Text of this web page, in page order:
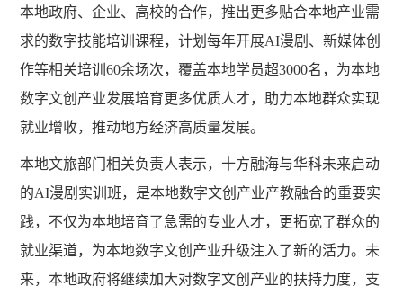
本地政府、企业、高校的合作，推出更多贴合本地产业需
求的数字技能培训课程，计划每年开展AI漫剧、新媒体创
作等相关培训60余场次，覆盖本地学员超3000名，为本地
数字文创产业发展培育更多优质人才，助力本地群众实现
就业增收，推动地方经济高质量发展。
本地文旅部门相关负责人表示，十方融海与华科未来启动
的AI漫剧实训班，是本地数字文创产业产教融合的重要实
践，不仅为本地培育了急需的专业人才，更拓宽了群众的
就业渠道，为本地数字文创产业升级注入了新的活力。未
来，本地政府将继续加大对数字文创产业的扶持力度，支